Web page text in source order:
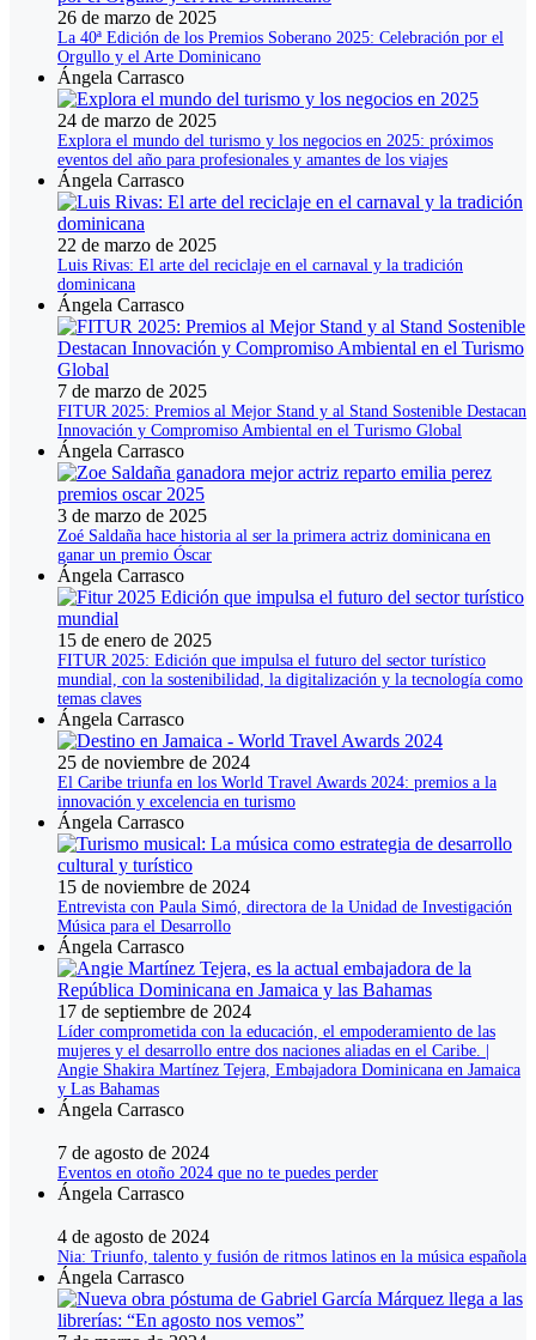
26 de marzo de 2025
La 40ª Edición de los Premios Soberano 2025: Celebración por el
Orgullo y el Arte Dominicano
Ángela Carrasco
24 de marzo de 2025
Explora el mundo del turismo y los negocios en 2025: próximos
eventos del año para profesionales y amantes de los viajes
Ángela Carrasco
22 de marzo de 2025
Luis Rivas: El arte del reciclaje en el carnaval y la tradición
dominicana
Ángela Carrasco
7 de marzo de 2025
FITUR 2025: Premios al Mejor Stand y al Stand Sostenible Destacan
Innovación y Compromiso Ambiental en el Turismo Global
Ángela Carrasco
3 de marzo de 2025
Zoé Saldaña hace historia al ser la primera actriz dominicana en
ganar un premio Óscar
Ángela Carrasco
15 de enero de 2025
FITUR 2025: Edición que impulsa el futuro del sector turístico
mundial, con la sostenibilidad, la digitalización y la tecnología como
temas claves
Ángela Carrasco
25 de noviembre de 2024
El Caribe triunfa en los World Travel Awards 2024: premios a la
innovación y excelencia en turismo
Ángela Carrasco
15 de noviembre de 2024
Entrevista con Paula Simó, directora de la Unidad de Investigación
Música para el Desarrollo
Ángela Carrasco
17 de septiembre de 2024
Líder comprometida con la educación, el empoderamiento de las
mujeres y el desarrollo entre dos naciones aliadas en el Caribe. |
Angie Shakira Martínez Tejera, Embajadora Dominicana en Jamaica
y Las Bahamas
Ángela Carrasco
7 de agosto de 2024
Eventos en otoño 2024 que no te puedes perder
Ángela Carrasco
4 de agosto de 2024
Nia: Triunfo, talento y fusión de ritmos latinos en la música española
Ángela Carrasco